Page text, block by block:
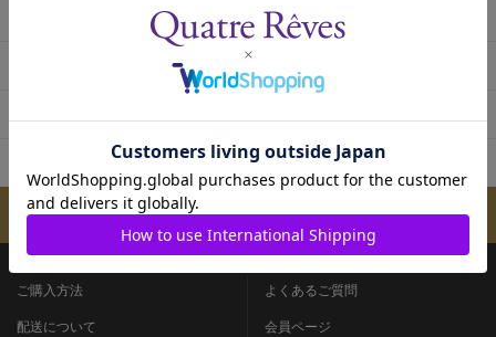
メールマガジンのご案内
ご購入方法
配送について
よくあるご質問
会員ページ